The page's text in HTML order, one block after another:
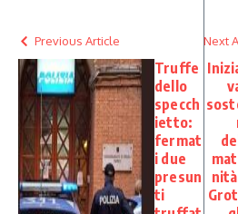
Previous Article
Truffe
dello
specch
ietto:
fermat
i due
presun
ti
Next